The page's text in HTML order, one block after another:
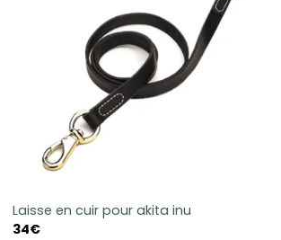
Laisse en cuir pour akita inu
34€